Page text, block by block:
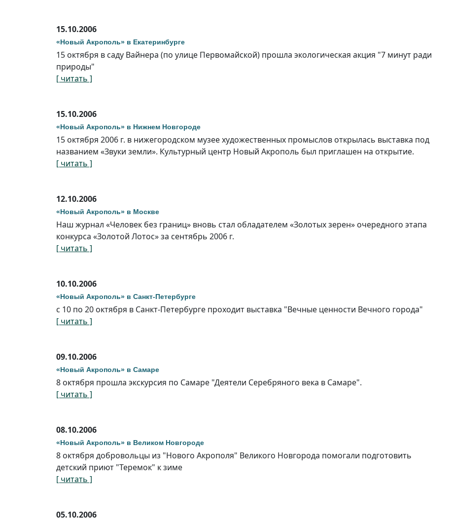
15.10.2006
«Новый Акрополь» в Екатеринбурге
15 октября в саду Вайнера (по улице Первомайской) прошла экологическая акция "7 минут ради
природы"
[ читать ]
15.10.2006
«Новый Акрополь» в Нижнем Новгороде
15 октября 2006 г. в нижегородском музее художественных промыслов открылась выставка под
названием «Звуки земли». Культурный центр Новый Акрополь был приглашен на открытие.
[ читать ]
12.10.2006
«Новый Акрополь» в Москве
Наш журнал «Человек без границ» вновь стал обладателем «Золотых зерен» очередного этапа
конкурса «Золотой Лотос» за сентябрь 2006 г.
[ читать ]
10.10.2006
«Новый Акрополь» в Санкт-Петербурге
с 10 по 20 октября в Санкт-Петербурге проходит выставка "Вечные ценности Вечного города"
[ читать ]
09.10.2006
«Новый Акрополь» в Самаре
8 октября прошла экскурсия по Самаре "Деятели Серебряного века в Самаре".
[ читать ]
08.10.2006
«Новый Акрополь» в Великом Новгороде
8 октября добровольцы из "Нового Акрополя" Великого Новгорода помогали подготовить
детский приют "Теремок" к зиме
[ читать ]
05.10.2006